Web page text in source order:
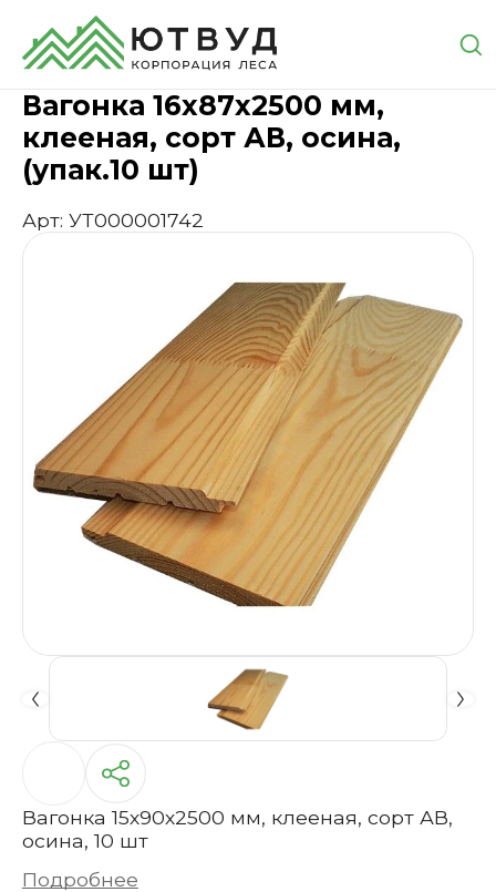
ГлавнаяКаталогПиломатериалы
Вагонка 16х87х2500 мм,
клееная, сорт АВ, осина,
(упак.10 шт)
Арт: УТ000001742
Вагонка 15х90х2500 мм, клееная, сорт АВ,
осина, 10 шт
Подробнее